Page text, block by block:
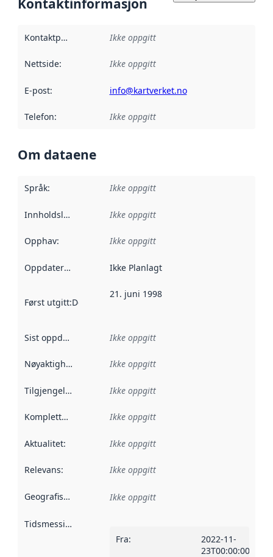
Kontaktinformasjon
Kontaktpunkt Ikke oppgitt
Nettside: Ikke oppgitt
E-post: info@kartverket.no
Telefon: Ikke oppgitt
Om dataene
Språk: Ikke oppgitt
Innholdsleverandører :
Ikke oppgitt
Opphav: Ikke oppgitt
Oppdateringsfrekvens :
Ikke Planlagt
Først utgitt:Denne datoen sier når dataene i dette
21. juni 1998
Sist oppdatert Ikke oppgitt
Nøyaktighet Ikke oppgitt
Tilgjengelighet Ikke oppgitt
Kompletthet Ikke oppgitt
Aktualitet: Ikke oppgitt
Relevans: Ikke oppgitt
Geografisk avgrensning :
Ikke oppgitt
Tidsmessig avgrensning
Fra:
2022-11-
23T00:00:00Z